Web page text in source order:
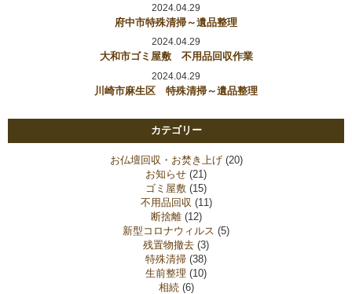
2024.04.29
府中市特殊清掃～遺品整理
2024.04.29
大和市ゴミ屋敷 不用品回収作業
2024.04.29
川崎市麻生区 特殊清掃～遺品整理
カテゴリー
お仏壇回収・お焚き上げ(20)
お知らせ (21)
ゴミ屋敷 (15)
不用品回収 (11)
断捨離(12)
新型コロナウィルス (5)
残置物撤去 (3)
特殊清掃 (38)
生前整理 (10)
相続(6)